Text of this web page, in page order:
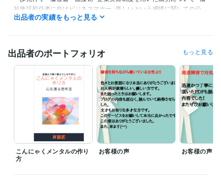
祉施設初任者に向けビジネスマナー 楽しいという感情に関しての公
開セミナー 風の時代のやりたい事のみつけ方
り方
資格・検定
初級システムアドミニストレータ試験 取得年 : 2008年
基本情報技術者試験 取得年 : 2009年
応用情報技術者試験 取得年 : 2011年
日商簿記検定3級 取得年 : 2011年
日商簿記検定2級 取得年 : 2013年
相談支援従事者初任者研修 取得年 : 2018年
サービス管理責任者研修（就労） 取得年 : 2018年
プログラミング言語・フレームワーク
VB.NET:2年 VBA:8年Visual Basic:8年
出品者の実績をもっと見る
出品者のポートフォリオ もっと見る
こんにゃくメンタルの作り
方
お客様の声 お客様の声